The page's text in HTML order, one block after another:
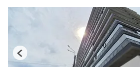
Previous